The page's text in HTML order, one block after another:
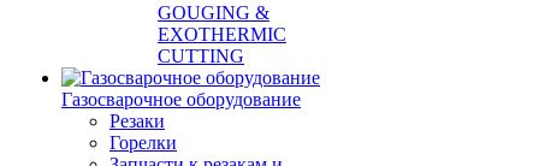
GOUGING &
EXOTHERMIC
CUTTING
Газосварочное оборудование
Резаки
Горелки